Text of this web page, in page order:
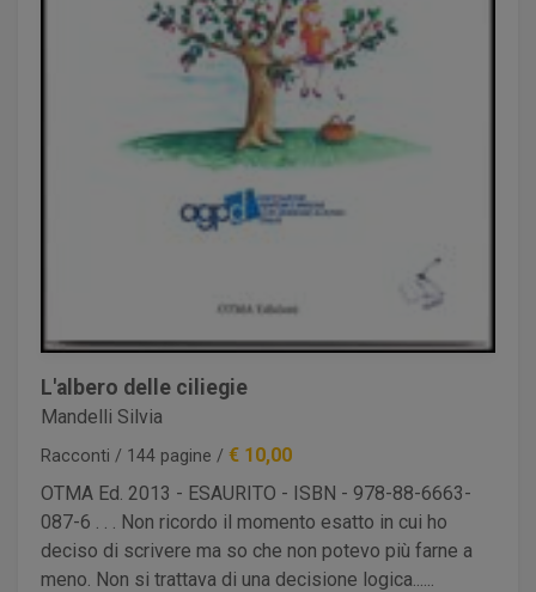
L'albero delle ciliegie
Mandelli Silvia
Racconti / 144 pagine /€ 10,00
OTMA Ed. 2013 - ESAURITO - ISBN - 978-88-6663-
087-6 . . . Non ricordo il momento esatto in cui ho
deciso di scrivere ma so che non potevo più farne a
meno. Non si trattava di una decisione logica......